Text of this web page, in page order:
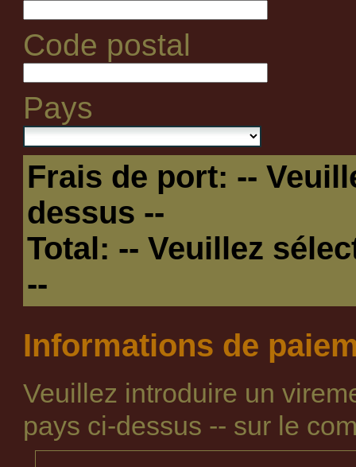
Code postal
Pays
Frais de port: --
dessus --
Total: -- Veuillez
--
Informations de
Veuillez introduire un
pays ci-dessus -- sur le